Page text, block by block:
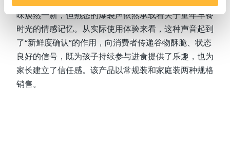
味焕然一新，但熟悉的爆裂声依然承载着关于童年早餐
时光的情感记忆。从实际使用体验来看，这种声音起到
了“新鲜度确认”的作用，向消费者传递谷物酥脆、状态
良好的信号，既为孩子持续参与进食提供了乐趣，也为
家长建立了信任感。该产品以常规装和家庭装两种规格
销售。